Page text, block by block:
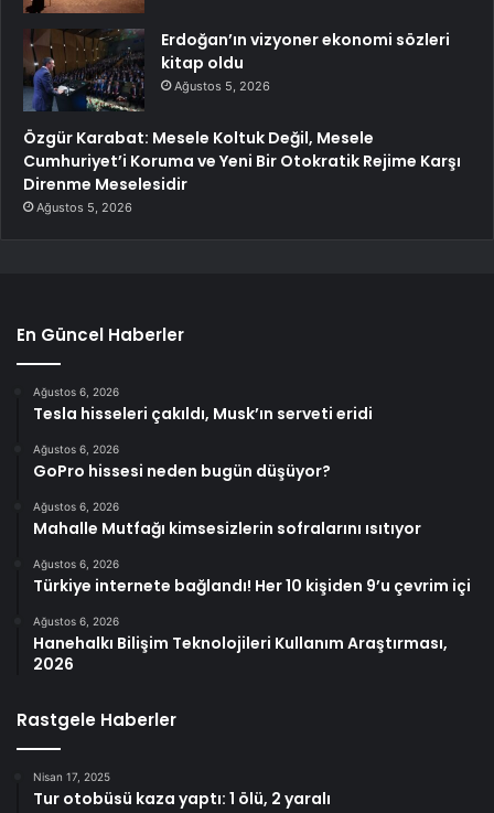
Erdoğan’ın vizyoner ekonomi sözleri
kitap oldu
Ağustos 5, 2026
Özgür Karabat: Mesele Koltuk Değil, Mesele
Cumhuriyet’i Koruma ve Yeni Bir Otokratik Rejime Karşı
Direnme Meselesidir
Ağustos 5, 2026
En Güncel Haberler
Ağustos 6, 2026
Tesla hisseleri çakıldı, Musk’ın serveti eridi
Ağustos 6, 2026
GoPro hissesi neden bugün düşüyor?
Ağustos 6, 2026
Mahalle Mutfağı kimsesizlerin sofralarını ısıtıyor
Ağustos 6, 2026
Türkiye internete bağlandı! Her 10 kişiden 9’u çevrim içi
Ağustos 6, 2026
Hanehalkı Bilişim Teknolojileri Kullanım Araştırması,
2026
Rastgele Haberler
Nisan 17, 2025
Tur otobüsü kaza yaptı: 1 ölü, 2 yaralı